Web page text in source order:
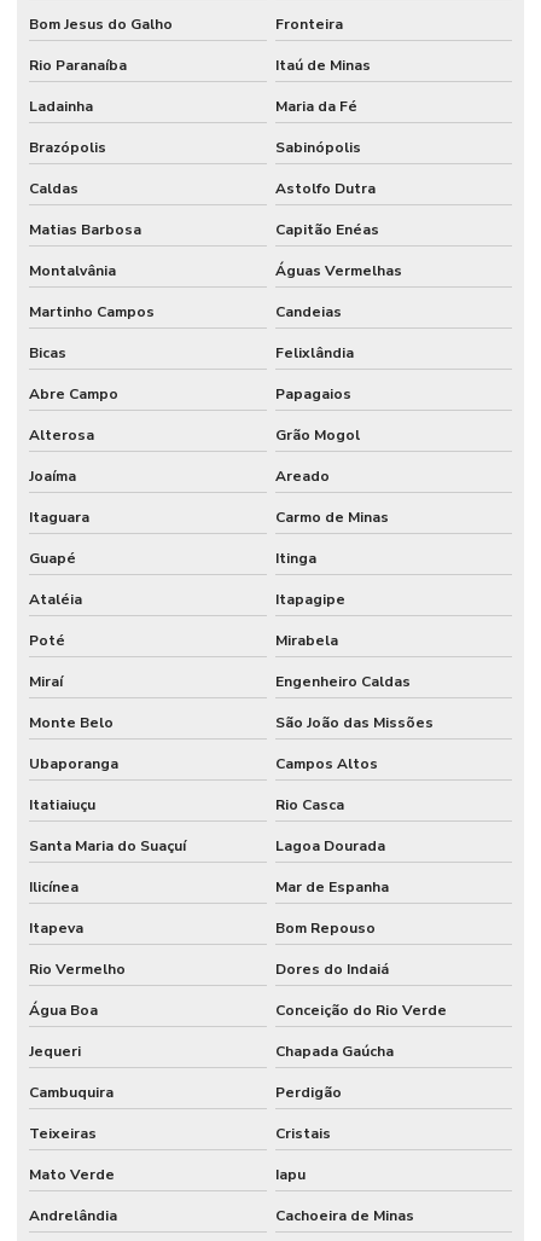
Bom Jesus do Galho Fronteira
Rio Paranaíba Itaú de Minas
Ladainha Maria da Fé
Brazópolis Sabinópolis
Caldas Astolfo Dutra
Matias Barbosa Capitão Enéas
Montalvânia Águas Vermelhas
Martinho Campos Candeias
Bicas Felixlândia
Abre Campo Papagaios
Alterosa Grão Mogol
Joaíma Areado
Itaguara Carmo de Minas
Guapé Itinga
Ataléia Itapagipe
Poté Mirabela
Miraí Engenheiro Caldas
Monte Belo São João das Missões
Ubaporanga Campos Altos
Itatiaiuçu Rio Casca
Santa Maria do Suaçuí Lagoa Dourada
Ilicínea Mar de Espanha
Itapeva Bom Repouso
Rio Vermelho Dores do Indaiá
Água Boa Conceição do Rio Verde
Jequeri Chapada Gaúcha
Cambuquira Perdigão
Teixeiras Cristais
Mato Verde Iapu
Andrelândia Cachoeira de Minas